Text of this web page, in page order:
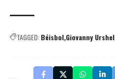
TAGGED:Béisbol Giovanny